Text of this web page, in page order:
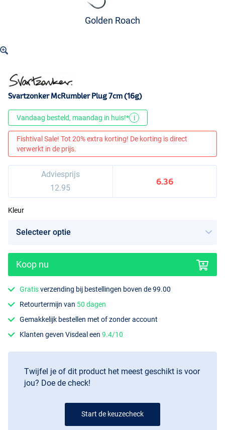
Golden Roach
Steel Blue
Svartzonker McRumbler Plug 7cm (16g)
Vandaag besteld, maandag in huis!* i
Fishtival Sale! Tot 20% extra korting! De korting is direct
verwerkt in de prijs.
Adviesprijs
12.95
6.36
Kleur
Koop nu
Gratisverzending bij bestellingen boven de 99.00
Retourtermijn van 50 dagen
Gemakkelijk bestellen met of zonder account
Klanten geven Visdeal een9.4/10
Twijfel je of dit product het meest geschikt is voor
jou? Doe de check!
Start de keuzecheck